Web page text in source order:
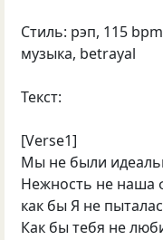
Стиль: рэп, 115
музыка, betrayal
Текст:
[Verse1]
Мы не были
Нежность не наша
как бы Я не
Как бы тебя не